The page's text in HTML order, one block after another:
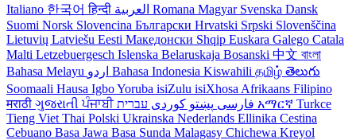
Italiano 한국어हिन्दी Romana Magyar Svenska Dansk
Suomi Norsk Slovencina Български Hrvatski Srpski Slovenščina
Lietuvių Latviešu Eesti Македонски Shqip Euskara Galego Catala
Malti Letzebuergesch Islenska Belaruskaja Bosanski 中文 বাংলা
Bahasa Melayu
Bahasa Indonesia Kiswahili தமிழ் తెలుగు
Soomaali Hausa IgboYoruba isiZulu isiXhosa Afrikaans Filipino
मराठी ગુજરાતીਪੰਜਾਬੀ فارسی پښتو کوردی አማርኛ Turkce
Tieng Viet Thai Polski Ukrainska Nederlands Ellinika Cestina
Cebuano Basa Jawa Basa Sunda Malagasy Chichewa Kreyol